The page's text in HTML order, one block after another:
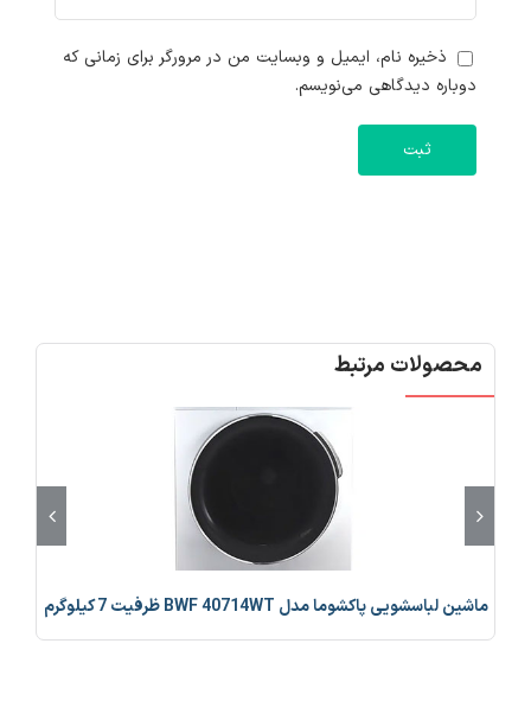
ذخیره نام، ایمیل و وبسایت من در مرورگر برای زمانی که
دوباره دیدگاهی می‌نویسم.
محصولات مرتبط
ماشین لباسشویی پاکشوما مدل BWF 40714WT ظرفیت 7 کیلوگرم